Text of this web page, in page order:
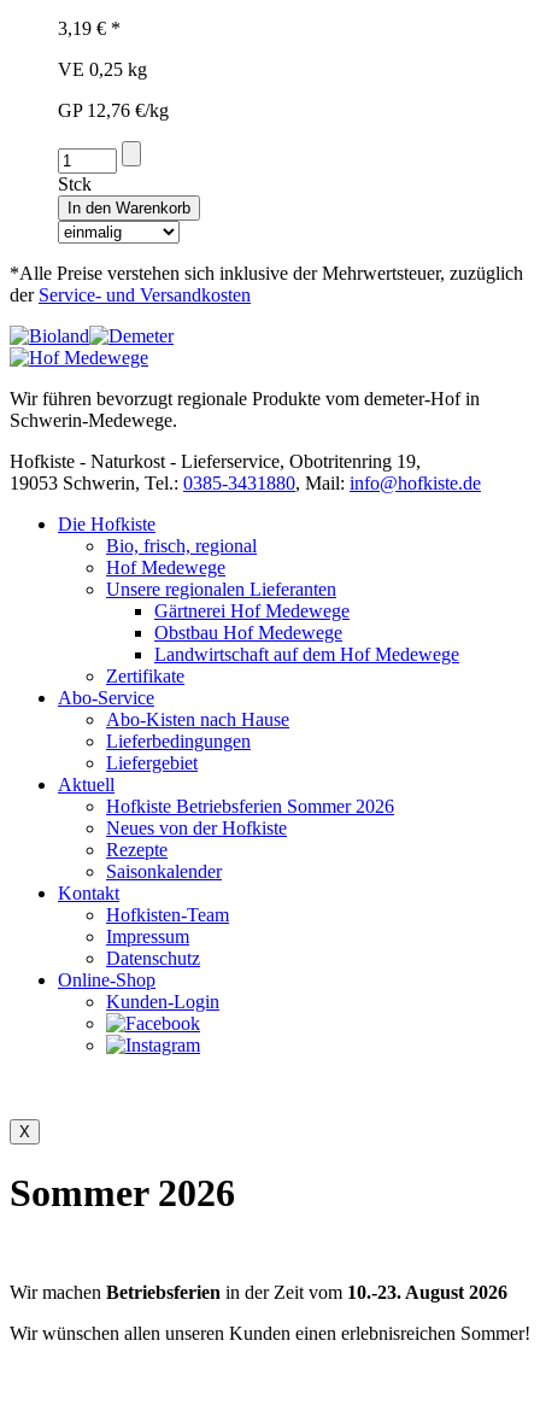
3,19 € *
VE 0,25 kg
GP 12,76 €/kg
Stck
*Alle Preise verstehen sich inklusive der Mehrwertsteuer, zuzüglich
der Service- und Versandkosten
Wir führen bevorzugt regionale Produkte vom demeter-Hof in
Schwerin-Medewege.
Hofkiste - Naturkost - Lieferservice, Obotritenring 19,
19053 Schwerin, Tel.: 0385-3431880, Mail: info@hofkiste.de
Die Hofkiste
Bio, frisch, regional
Hof Medewege
Unsere regionalen Lieferanten
Gärtnerei Hof Medewege
Obstbau Hof Medewege
Landwirtschaft auf dem Hof Medewege
Zertifikate
Abo-Service
Abo-Kisten nach Hause
Lieferbedingungen
Liefergebiet
Aktuell
Hofkiste Betriebsferien Sommer 2026
Neues von der Hofkiste
Rezepte
Saisonkalender
Kontakt
Hofkisten-Team
Impressum
Datenschutz
Online-Shop
Kunden-Login
Sommer 2026
Wir machen Betriebsferien in der Zeit vom 10.-23. August 2026
Wir wünschen allen unseren Kunden einen erlebnisreichen Sommer!